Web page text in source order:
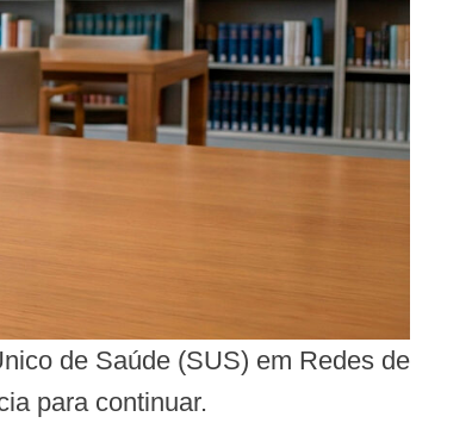
de Saúde (SUS) em Redes de
para continuar.